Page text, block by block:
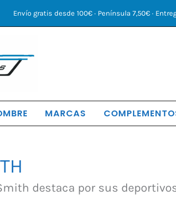
Envío gratis desde 100€ · Península 7,50€ ·
MARCAS
destaca por sus
Ordenado
por
últimos